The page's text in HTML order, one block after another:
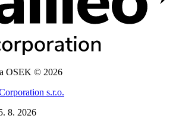
OSEK © 2026
s.r.o.
8. 2026